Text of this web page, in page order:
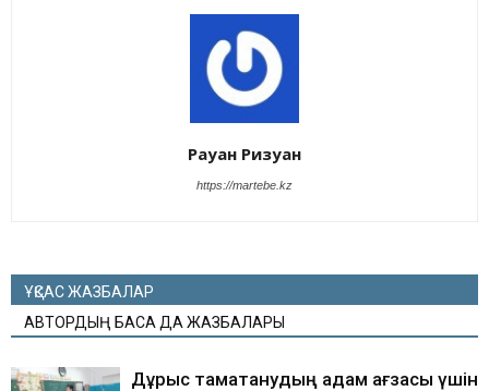
Рауан Ризуан
https://martebe.kz
ҰҚСАС ЖАЗБАЛАР
АВТОРДЫҢ БАСҚА ДА ЖАЗБАЛАРЫ
Дұрыс тамақтанудың адам ағзасы үшін